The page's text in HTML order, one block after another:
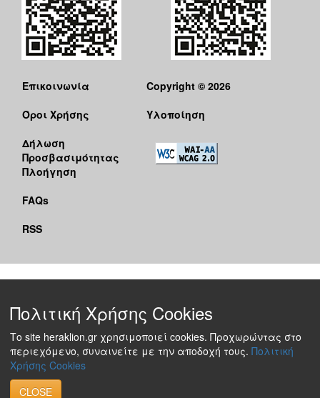
Επικοινωνία
Όροι Χρήσης
Δήλωση
Προσβασιμότητας
Πλοήγηση
FAQs
RSS
Copyright © 2026
Υλοποίηση
Πολιτική Χρήσης Cookies
Το site heraklion.gr χρησιμοποιεί cookies. Προχωρώντας στο
περιεχόμενο, συναινείτε με την αποδοχή τους. Πολιτική
Χρήσης Cookies
CLOSE